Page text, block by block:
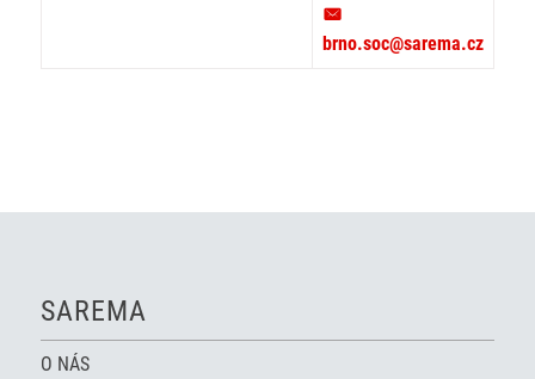
brno.soc@sarema.cz
SAREMA
O NÁS